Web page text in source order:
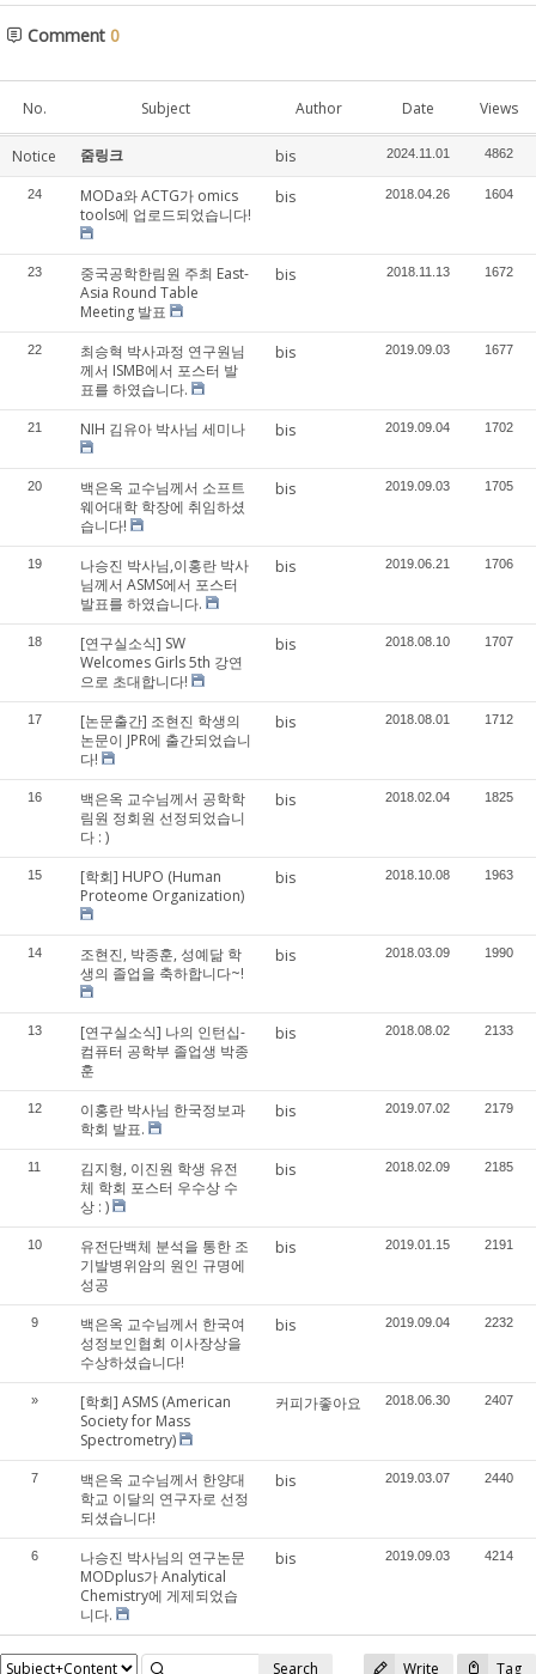
Comment 0
No. Subject Author Date Views
Notice 줌링크 bis 2024.11.01 4862
24
MODa와 ACTG가 omics
tools에 업로드되었습니다!
bis 2018.04.26 1604
23
중국공학한림원 주최 East-
Asia Round Table
Meeting 발표
bis 2018.11.13 1672
22
최승혁 박사과정 연구원님
께서 ISMB에서 포스터 발
표를 하였습니다.
bis 2019.09.03 1677
21 NIH 김유아 박사님 세미나 bis 2019.09.04 1702
20
백은옥 교수님께서 소프트
웨어대학 학장에 취임하셨
습니다!
bis 2019.09.03 1705
19
나승진 박사님,이홍란 박사
님께서 ASMS에서 포스터
발표를 하였습니다.
bis 2019.06.21 1706
18
[연구실소식] SW
Welcomes Girls 5th 강연
으로 초대합니다!
bis 2018.08.10 1707
17
[논문출간] 조현진 학생의
논문이 JPR에 출간되었습니
다!
bis 2018.08.01 1712
16
백은옥 교수님께서 공학학
림원 정회원 선정되었습니
다 : )
bis 2018.02.04 1825
15
[학회] HUPO (Human
Proteome Organization)
bis 2018.10.08 1963
14
조현진, 박종훈, 성예닮 학
생의 졸업을 축하합니다~!
bis 2018.03.09 1990
13
[연구실소식] 나의 인턴십-
컴퓨터 공학부 졸업생 박종
훈
bis 2018.08.02 2133
12
이홍란 박사님 한국정보과
학회 발표.
bis 2019.07.02 2179
11
김지형, 이진원 학생 유전
체 학회 포스터 우수상 수
상 : )
bis 2018.02.09 2185
10
유전단백체 분석을 통한 조
기발병위암의 원인 규명에
성공
bis 2019.01.15 2191
9
백은옥 교수님께서 한국여
성정보인협회 이사장상을
수상하셨습니다!
bis 2019.09.04 2232
»
[학회] ASMS (American
Society for Mass
Spectrometry)
커피가좋아요 2018.06.30 2407
7
백은옥 교수님께서 한양대
학교 이달의 연구자로 선정
되셨습니다!
bis 2019.03.07 2440
6
나승진 박사님의 연구논문
MODplus가 Analytical
Chemistry에 게제되었습
니다.
bis 2019.09.03 4214
Write Tag
Search